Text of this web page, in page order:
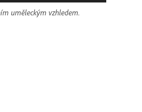
uměleckým vzhledem.